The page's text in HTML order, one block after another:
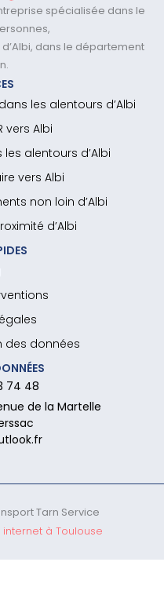
spécialisée dans le
dans le département
les alentours d’Albi
vers Albi
alentours d’Albi
vers Albi
non loin d’Albi
d’Albi
des données
74 48
de la Martelle
Tarn Service
internet à Toulouse